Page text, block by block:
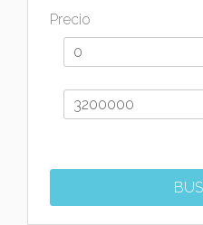
Precio